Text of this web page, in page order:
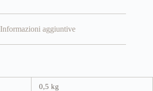
Informazioni aggiuntive
0,5 kg